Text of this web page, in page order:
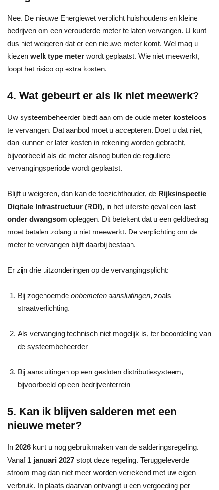
Nee. De nieuwe Energiewet verplicht huishoudens en kleine
bedrijven om een verouderde meter te laten vervangen. U kunt
dus niet weigeren dat er een nieuwe meter komt. Wel mag u
kiezen welk type meter wordt geplaatst. Wie niet meewerkt,
loopt het risico op extra kosten.
4. Wat gebeurt er als ik niet meewerk?
Uw systeembeheerder biedt aan om de oude meter kosteloos
te vervangen. Dat aanbod moet u accepteren. Doet u dat niet,
dan kunnen er later kosten in rekening worden gebracht,
bijvoorbeeld als de meter alsnog buiten de reguliere
vervangingsperiode wordt geplaatst.
Blijft u weigeren, dan kan de toezichthouder, de Rijksinspectie
Digitale Infrastructuur (RDI), in het uiterste geval een last
onder dwangsom opleggen. Dit betekent dat u een geldbedrag
moet betalen zolang u niet meewerkt. De verplichting om de
meter te vervangen blijft daarbij bestaan.
Er zijn drie uitzonderingen op de vervangingsplicht:
Bij zogenoemde onbemeten aansluitingen, zoals
straatverlichting.
Als vervanging technisch niet mogelijk is, ter beoordeling van
de systeembeheerder.
Bij aansluitingen op een gesloten distributiesysteem,
bijvoorbeeld op een bedrijventerrein.
5. Kan ik blijven salderen met een
nieuwe meter?
In 2026 kunt u nog gebruikmaken van de salderingsregeling.
Vanaf 1 januari 2027 stopt deze regeling. Teruggeleverde
stroom mag dan niet meer worden verrekend met uw eigen
verbruik. In plaats daarvan ontvangt u een vergoeding per